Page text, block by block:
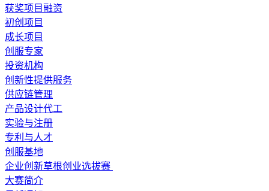
获奖项目融资
初创项目
成长项目
创服专家
投资机构
创新性提供服务
供应链管理
产品设计代工
实验与注册
专利与人才
创服基地
企业创新草根创业选拔赛
大赛简介